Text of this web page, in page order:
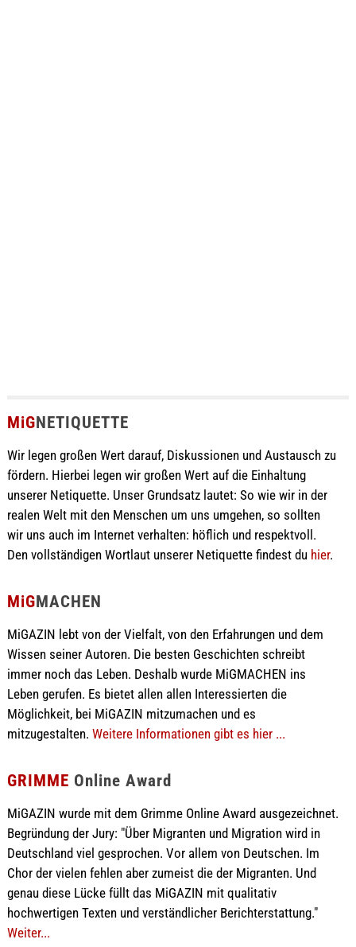
MiGNETIQUETTE
Wir legen großen Wert darauf, Diskussionen und Austausch zu
fördern. Hierbei legen wir großen Wert auf die Einhaltung
unserer Netiquette. Unser Grundsatz lautet: So wie wir in der
realen Welt mit den Menschen um uns umgehen, so sollten
wir uns auch im Internet verhalten: höflich und respektvoll.
Den vollständigen Wortlaut unserer Netiquette findest du hier.
MiGMACHEN
MiGAZIN lebt von der Vielfalt, von den Erfahrungen und dem
Wissen seiner Autoren. Die besten Geschichten schreibt
immer noch das Leben. Deshalb wurde MiGMACHEN ins
Leben gerufen. Es bietet allen allen Interessierten die
Möglichkeit, bei MiGAZIN mitzumachen und es
mitzugestalten. Weitere Informationen gibt es hier ...
GRIMME Online Award
MiGAZIN wurde mit dem Grimme Online Award ausgezeichnet.
Begründung der Jury: "Über Migranten und Migration wird in
Deutschland viel gesprochen. Vor allem von Deutschen. Im
Chor der vielen fehlen aber zumeist die der Migranten. Und
genau diese Lücke füllt das MiGAZIN mit qualitativ
hochwertigen Texten und verständlicher Berichterstattung."
Weiter...